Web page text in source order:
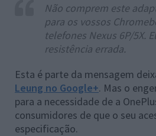
Não comprem este
para os vossos
telefones Nexus 6P/5X.
resistência errada.
Esta é parte da mensagem
Leung no Google+. Mas o
para a necessidade de a
consumidores de que o seu
especificação.